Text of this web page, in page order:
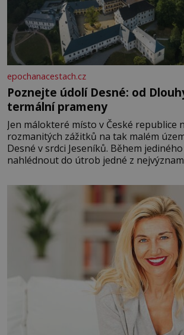
epochanacestach.cz
Poznejte údolí Desné: od
termální prameny
Jen málokteré místo v České republice
rozmanitých zážitků na tak malém
Desné v srdci Jeseníků. Během
nahlédnout do útrob jedné z
se na koloběžce a den zakončit
Velkých Losinách nebo v termálním